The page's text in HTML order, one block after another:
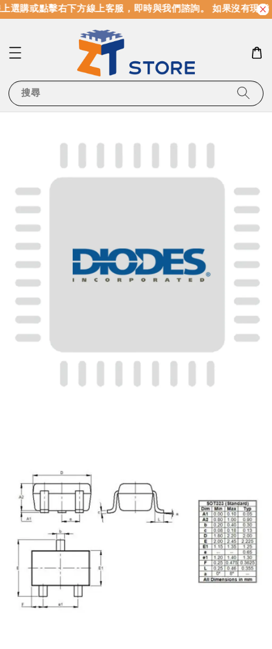
選購或點擊右下方線上客服，即時與我們諮詢。 如果沒有現貨
搜尋